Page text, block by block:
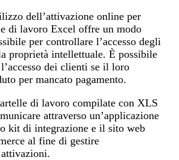
dell’attivazione online per
di lavoro Excel offre un modo
per controllare l’accesso degli
proprietà intellettuale. È possibile
dei clienti se il loro
per mancato pagamento.
di lavoro compilate con XLS
attraverso un’applicazione
kit di integrazione e il sito web
al fine di gestire